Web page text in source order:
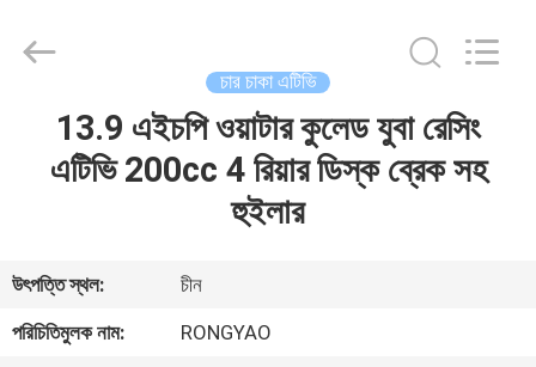
আমাদের
সম্পর্কে
Vehicle
Co.,Ltd.
চার চাকা এটিভি
13.9 এইচপি ওয়াটার কুলেড যুবা রেসিং
এটিভি 200cc 4 রিয়ার ডিস্ক ব্রেক সহ
হুইলার
উৎপত্তি স্থল:
চীন
পরিচিতিমুলক নাম:
RONGYAO